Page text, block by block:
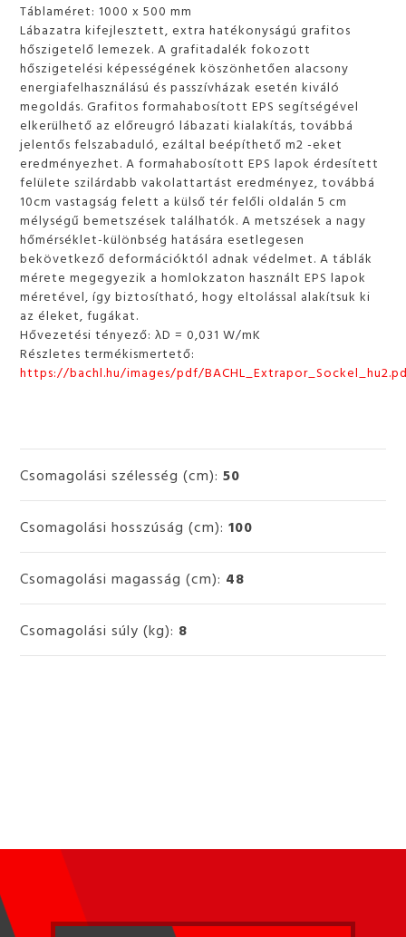
Táblaméret: 1000 x 500 mm
Lábazatra kifejlesztett, extra hatékonyságú grafitos
hőszigetelő lemezek. A grafitadalék fokozott
hőszigetelési képességének köszönhetően alacsony
energiafelhasználású és passzívházak esetén kiváló
megoldás. Grafitos formahabosított EPS segítségével
elkerülhető az előreugró lábazati kialakítás, továbbá
jelentős felszabaduló, ezáltal beépíthető m2 -eket
eredményezhet. A formahabosított EPS lapok érdesített
felülete szilárdabb vakolattartást eredményez, továbbá
10cm vastagság felett a külső tér felőli oldalán 5 cm
mélységű bemetszések találhatók. A metszések a nagy
hőmérséklet-különbség hatására esetlegesen
bekövetkező deformációktól adnak védelmet. A táblák
mérete megegyezik a homlokzaton használt EPS lapok
méretével, így biztosítható, hogy eltolással alakítsuk ki
az éleket, fugákat.
Hővezetési tényező: λD = 0,031 W/mK
Részletes termékismertető:
https://bachl.hu/images/pdf/
Csomagolási szélesség (cm):50
Csomagolási hosszúság (cm):100
Csomagolási magasság (cm): 48
Csomagolási súly (kg): 8